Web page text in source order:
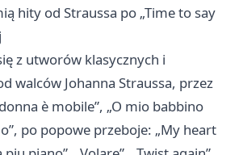
hity od Straussa po „Time to say
z utworów klasycznych i
walców Johanna Straussa, przez
è mobile”, „O mio babbino
po popowe przeboje: „My heart